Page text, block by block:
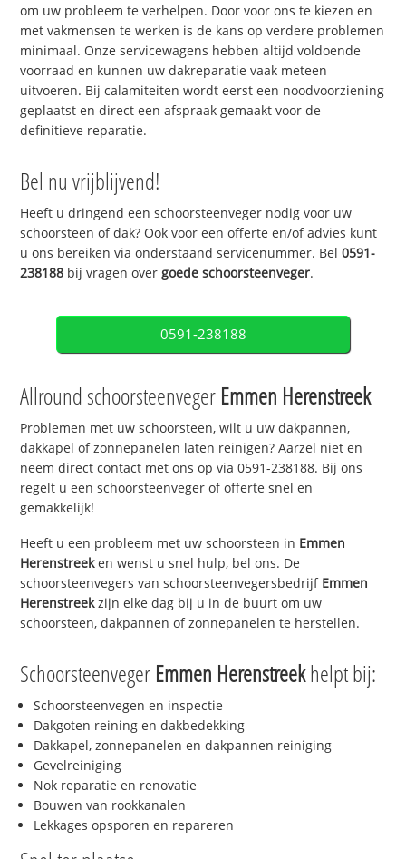
om uw probleem te verhelpen. Door voor ons te kiezen en
met vakmensen te werken is de kans op verdere problemen
minimaal. Onze servicewagens hebben altijd voldoende
voorraad en kunnen uw dakreparatie vaak meteen
uitvoeren. Bij calamiteiten wordt eerst een noodvoorziening
geplaatst en direct een afspraak gemaakt voor de
definitieve reparatie.
Bel nu vrijblijvend!
Heeft u dringend een schoorsteenveger nodig voor uw
schoorsteen of dak? Ook voor een offerte en/of advies kunt
u ons bereiken via onderstaand servicenummer. Bel0591-
238188 bij vragen over goede schoorsteenveger.
0591-238188
Allround schoorsteenveger Emmen Herenstreek
Problemen met uw schoorsteen, wilt u uw dakpannen,
dakkapel of zonnepanelen laten reinigen? Aarzel niet en
neem direct contact met ons op via 0591-238188. Bij ons
regelt u een schoorsteenveger of offerte snel en
gemakkelijk!
Heeft u een probleem met uw schoorsteen in Emmen
Herenstreeken wenst u snel hulp, bel ons. De
schoorsteenvegers van schoorsteenvegersbedrijf Emmen
Herenstreekzijn elke dag bij u in de buurt om uw
schoorsteen, dakpannen of zonnepanelen te herstellen.
Schoorsteenveger Emmen Herenstreekhelpt bij:
Schoorsteenvegen en inspectie
Dakgoten reining en dakbedekking
Dakkapel, zonnepanelen en dakpannen reiniging
Gevelreiniging
Nok reparatie en renovatie
Bouwen van rookkanalen
Lekkages opsporen en repareren